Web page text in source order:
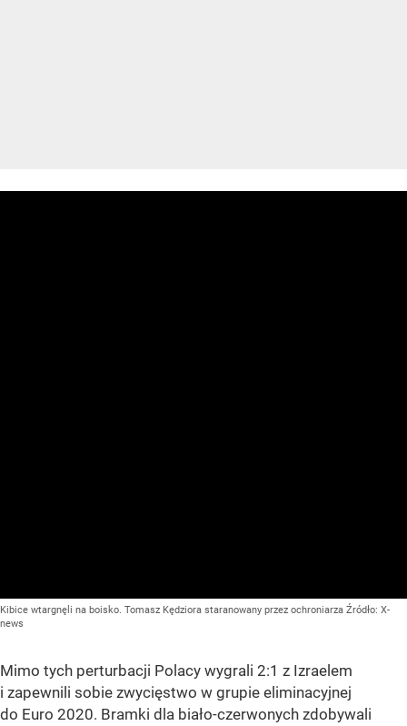
Kibice wtargnęli na boisko. Tomasz Kędziora staranowany przez ochroniarza Źródło: X-
news
Mimo tych perturbacji Polacy wygrali 2:1 z Izraelem
i zapewnili sobie zwycięstwo w grupie eliminacyjnej
do Euro 2020. Bramki dla biało-czerwonych zdobywali